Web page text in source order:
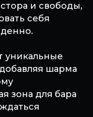
и свободы,
себя
уникальные
шарма
зона для бара